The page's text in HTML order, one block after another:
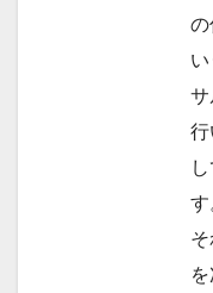
の
サ
行
す